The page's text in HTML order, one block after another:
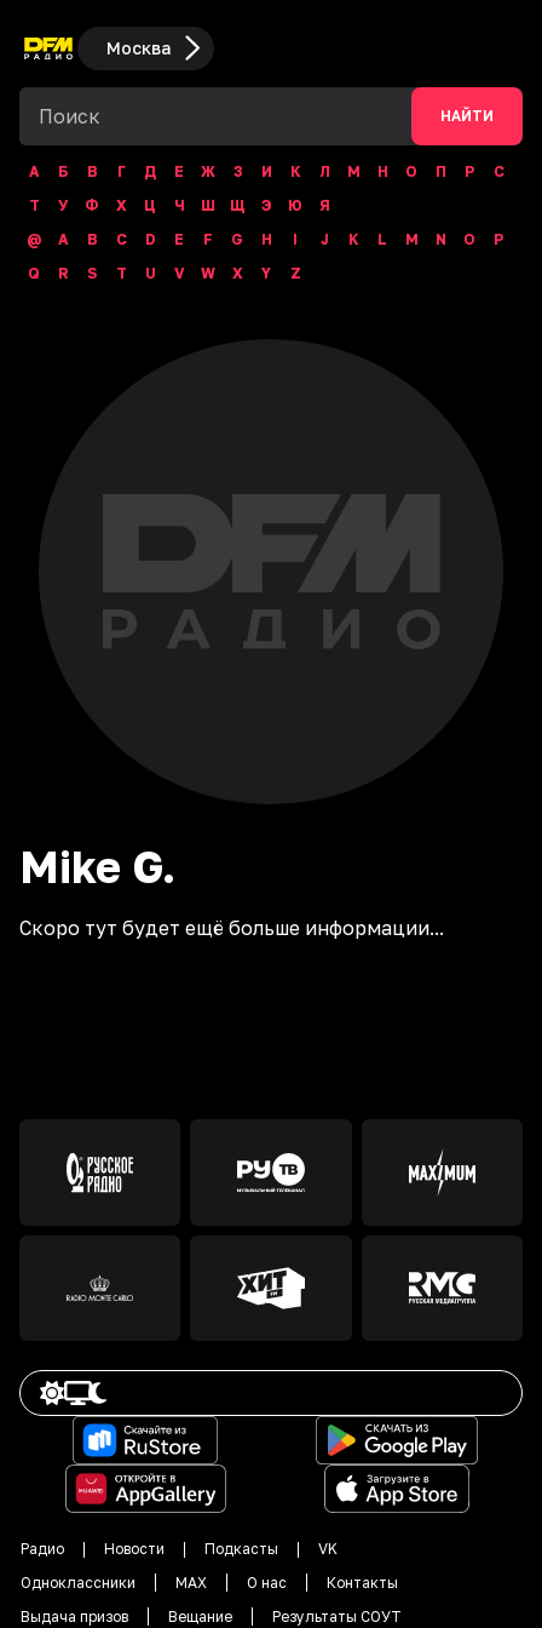
Москва
НАЙТИ
А Б В Г Д Е Ж З И К Л М Н О П Р
С
Т
У Ф Х Ц Ч Ш Щ Э Ю
Я
@
A B C D E F G H I J K L M N O
P
Q
R S T U V W X Y Z
Mike G.
Скоро тут будет ещё больше информации...
Радио Новости Подкасты
VK
Одноклассники
MAX О нас
Контакты
Выдача призов
Вещание Результаты СОУТ